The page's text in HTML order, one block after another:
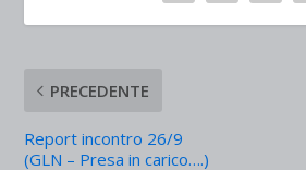
PRECEDENTE
Report incontro 26/9
(GLN – Presa in carico….)